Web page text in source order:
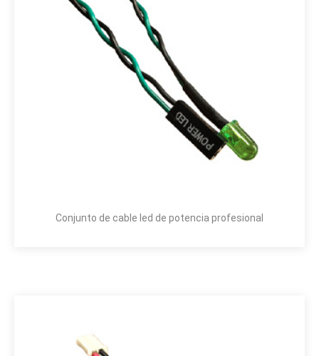
Conjunto de cable led de potencia profesional